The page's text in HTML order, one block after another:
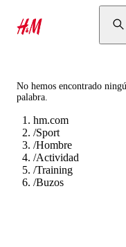
No hemos encontrado
palabra.
hm.com
/Sport
/Hombre
/Actividad
/Training
/Buzos